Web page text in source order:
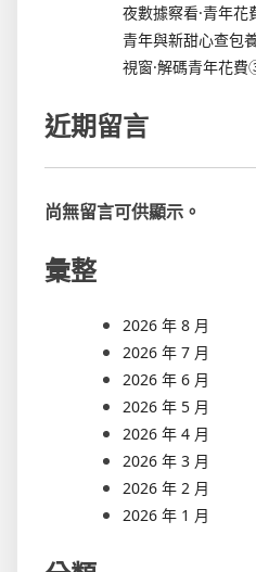
夜數據察看·青年花
青年與新甜心查包
視窗·解碼青年花
近期留言
尚無留言可供顯示。
彙整
2026 年 8 月
2026 年 7 月
2026 年 6 月
2026 年 5 月
2026 年 4 月
2026 年 3 月
2026 年 2 月
2026 年 1 月